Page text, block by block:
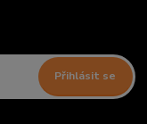
Přihlásit se